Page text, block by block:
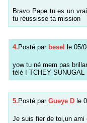
Bravo Pape tu es un
tu réussisse ta mission
4. Posté par besel le 05/
yow tu né mem pas
télé ! TCHEY SUNUGAL
5.Posté par Gueye D le
Je suis fier de toi,un ami